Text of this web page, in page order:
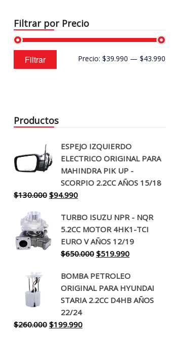
Filtrar por Precio
Precio
mínimo
Precio
máximo
Filtrar Precio: $39.990 — $43.990
Productos
ESPEJO IZQUIERDO
ELECTRICO ORIGINAL PARA
MAHINDRA PIK UP -
SCORPIO 2.2CC AÑOS 15/18
$130.000 El
original
era:
$130.000.
$94.990El
actual
es:
$94.990.
TURBO ISUZU NPR - NQR
5.2CC MOTOR 4HK1-TCI
EURO V AÑOS 12/19
$650.000 El
original
era:
$650.000.
$519.990El
actual
es:
$519.990.
BOMBA PETROLEO
ORIGINAL PARA HYUNDAI
STARIA 2.2CC D4HB AÑOS
22/24
$260.000 El
$199.990El